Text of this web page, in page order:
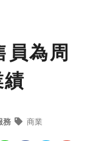
為周
務 商業